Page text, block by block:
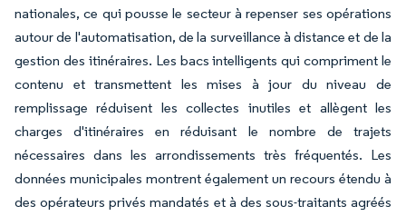
nationales, ce qui pousse le secteur à repenser ses opérations
autour de l'automatisation, de la surveillance à distance et de la
gestion des itinéraires. Les bacs intelligents qui compriment le
contenu et transmettent les mises à jour du niveau de
remplissage réduisent les collectes inutiles et allègent les
charges d'itinéraires en réduisant le nombre de trajets
nécessaires dans les arrondissements très fréquentés. Les
données municipales montrent également un recours étendu à
des opérateurs privés mandatés et à des sous-traitants agréés